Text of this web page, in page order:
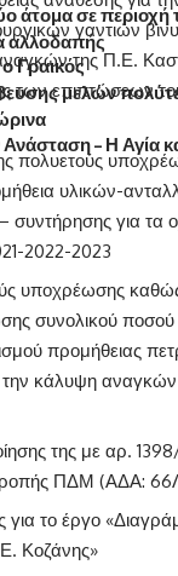
γαντιών
της Π.Ε.
των επιπτώσεων
πολυετούς
υλικών-
συντήρησης για τα
2022-2023
υποχρέωσης
συνολικού ποσού
προμήθειας
την κάλυψη
της με αρ.
ΠΔΜ (ΑΔΑ:
για το έργο
Κοζάνης»
άτομα σε περιοχή
αλλοδαπής
Γραικός
μελών
– Η Αγία